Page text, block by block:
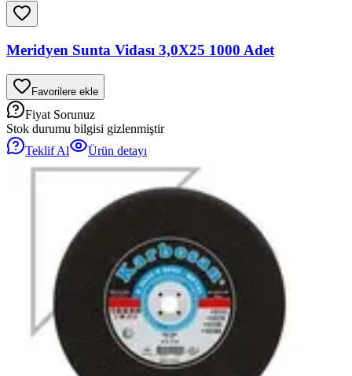
Meridyen Sunta Vidası 3,0X25 1000 Adet
Favorilere ekle
Fiyat Sorunuz
Stok durumu bilgisi gizlenmiştir
Teklif Al
Ürün detayı